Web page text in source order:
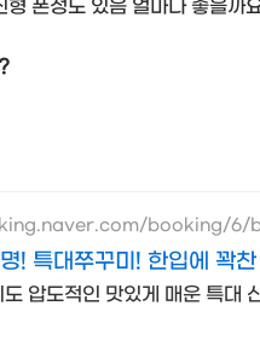
폰정도 있음 얼마나 좋을까
booking/6/
! 특대쭈꾸미! 한입에 꽉
압도적인 맛있게 매운 특대